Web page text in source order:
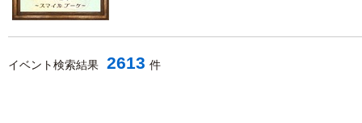
イベント検索結果 2613 件